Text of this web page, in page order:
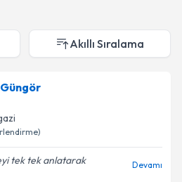
Akıllı Sıralama
tek tek anlatarak
Devamı